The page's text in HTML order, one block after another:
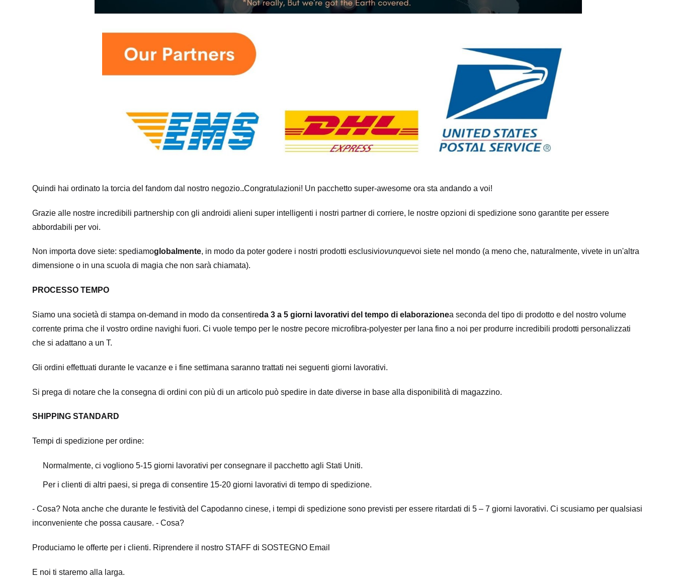
Quindi hai ordinato la torcia del fandom dal nostro negozio..Congratulazioni! Un pacchetto super-awesome ora sta andando a voi!
Grazie alle nostre incredibili partnership con gli androidi alieni super intelligenti i nostri partner di corriere, le nostre opzioni di spedizione sono garantite per essere
abbordabili per voi.
Non importa dove siete: spediamoglobalmente, in modo da poter godere i nostri prodotti esclusiviovunquevoi siete nel mondo (a meno che, naturalmente, vivete in un'altra
dimensione o in una scuola di magia che non sarà chiamata).
PROCESSO TEMPO
Siamo una società di stampa on-demand in modo da consentireda 3 a 5 giorni lavorativi del tempo di elaborazionea seconda del tipo di prodotto e del nostro volume
corrente prima che il vostro ordine navighi fuori. Ci vuole tempo per le nostre pecore microfibra-polyester per lana fino a noi per produrre incredibili prodotti personalizzati
che si adattano a un T.
Gli ordini effettuati durante le vacanze e i fine settimana saranno trattati nei seguenti giorni lavorativi.
Si prega di notare che la consegna di ordini con più di un articolo può spedire in date diverse in base alla disponibilità di magazzino.
SHIPPING STANDARD
Tempi di spedizione per ordine:
Normalmente, ci vogliono 5-15 giorni lavorativi per consegnare il pacchetto agli Stati Uniti.
Per i clienti di altri paesi, si prega di consentire 15-20 giorni lavorativi di tempo di spedizione.
- Cosa? Nota anche che durante le festività del Capodanno cinese, i tempi di spedizione sono previsti per essere ritardati di 5 – 7 giorni lavorativi. Ci scusiamo per qualsiasi
inconveniente che possa causare. - Cosa?
Produciamo le offerte per i clienti. Riprendere il nostro STAFF di SOSTEGNO Email
E noi ti staremo alla larga.